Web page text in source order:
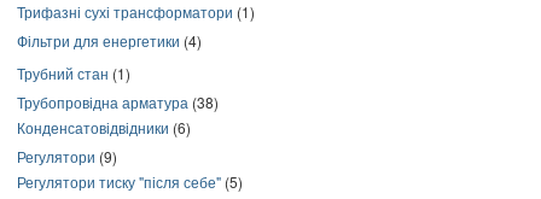
Трифазні сухі трансформатори (1)
Фільтри для енергетики (4)
Трубний стан (1)
Трубопровідна арматура (38)
Конденсатовідвідники (6)
Регулятори (9)
Регулятори тиску "після себе" (5)